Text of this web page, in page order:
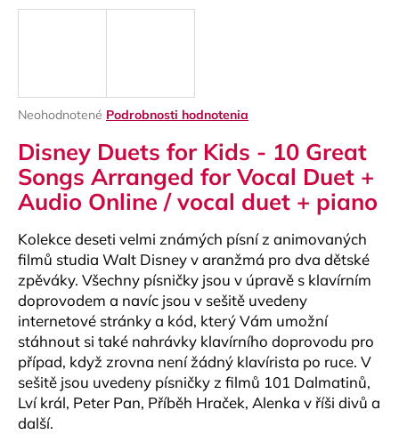
Priemerné
produktu
je
0,0
z
5
hviezdičiek.
Neohodnotené Podrobnosti hodnotenia
Disney Duets for Kids - 10 Great
Songs Arranged for Vocal Duet +
Audio Online / vocal duet + piano
Kolekce deseti velmi známých písní z animovaných
filmů studia Walt Disney v aranžmá pro dva dětské
zpěváky. Všechny písničky jsou v úpravě s klavírním
doprovodem a navíc jsou v sešitě uvedeny
internetové stránky a kód, který Vám umožní
stáhnout si také nahrávky klavírního doprovodu pro
případ, když zrovna není žádný klavírista po ruce. V
sešitě jsou uvedeny písničky z filmů 101 Dalmatinů,
Lví král, Peter Pan, Příběh Hraček, Alenka v říši divů a
další.
ť
?
HĽADAŤ
O
d
p
o
r
ú
č
a